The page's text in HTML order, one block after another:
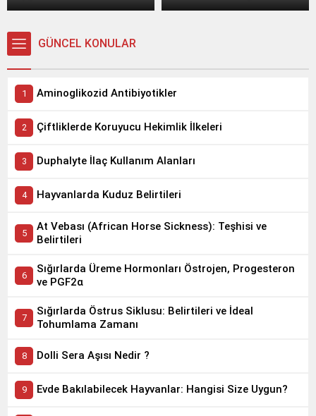
GÜNCEL KONULAR
Aminoglikozid Antibiyotikler
Çiftliklerde Koruyucu Hekimlik İlkeleri
Duphalyte İlaç Kullanım Alanları
Hayvanlarda Kuduz Belirtileri
At Vebası (African Horse Sickness): Teşhisi ve
Belirtileri
Sığırlarda Üreme Hormonları Östrojen, Progesteron
ve PGF2α
Sığırlarda Östrus Siklusu: Belirtileri ve İdeal
Tohumlama Zamanı
Dolli Sera Aşısı Nedir ?
Evde Bakılabilecek Hayvanlar: Hangisi Size Uygun?